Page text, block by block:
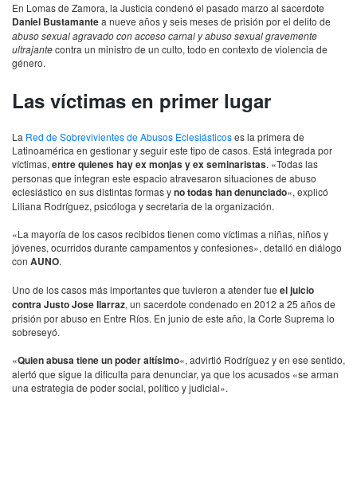
En Lomas de Zamora, la Justicia condenó el pasado marzo al sacerdote
Daniel Bustamantea nueve años y seis meses de prisión por el delito de
abuso sexual agravado con acceso carnal y abuso sexual gravemente
ultrajantecontra un ministro de un culto, todo en contexto de violencia de
género.
Las víctimas en primer lugar
La Red de Sobrevivientes de Abusos Eclesiásticoses la primera de
Latinoamérica en gestionar y seguir este tipo de casos. Está integrada por
víctimas, entre quienes hay ex monjas y ex seminaristas. «Todas las
personas que integran este espacio atravesaron situaciones de abuso
eclesiástico en sus distintas formas yno todas han denunciado«, explicó
Liliana Rodríguez, psicóloga y secretaria de la organización.
«La mayoría de los casos recibidos tienen como víctimas a niñas, niños y
jóvenes, ocurridos durante campamentos y confesiones», detalló en diálogo
con AUNO.
Uno de los casos más importantes que tuvieron a atender fue el juicio
contra Justo Jose Ilarraz, un sacerdote condenado en 2012 a 25 años de
prisión por abuso en Entre Ríos. En junio de este año, la Corte Suprema lo
sobreseyó.
«Quien abusa tiene un poder altísimo«, advirtió Rodríguez y en ese sentido,
alertó que sigue la dificulta para denunciar, ya que los acusados «se arman
una estrategia de poder social, político y judicial».